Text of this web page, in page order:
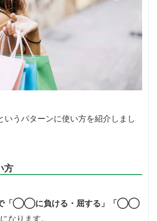
うパターンに使い方を紹介しまし
方
◯◯に負ける・屈する」「◯◯
なります。